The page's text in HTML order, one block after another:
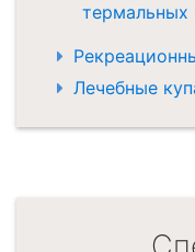
термальных
Лечебные